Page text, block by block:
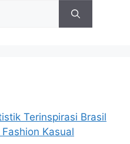
Terinspirasi Brasil
Kasual